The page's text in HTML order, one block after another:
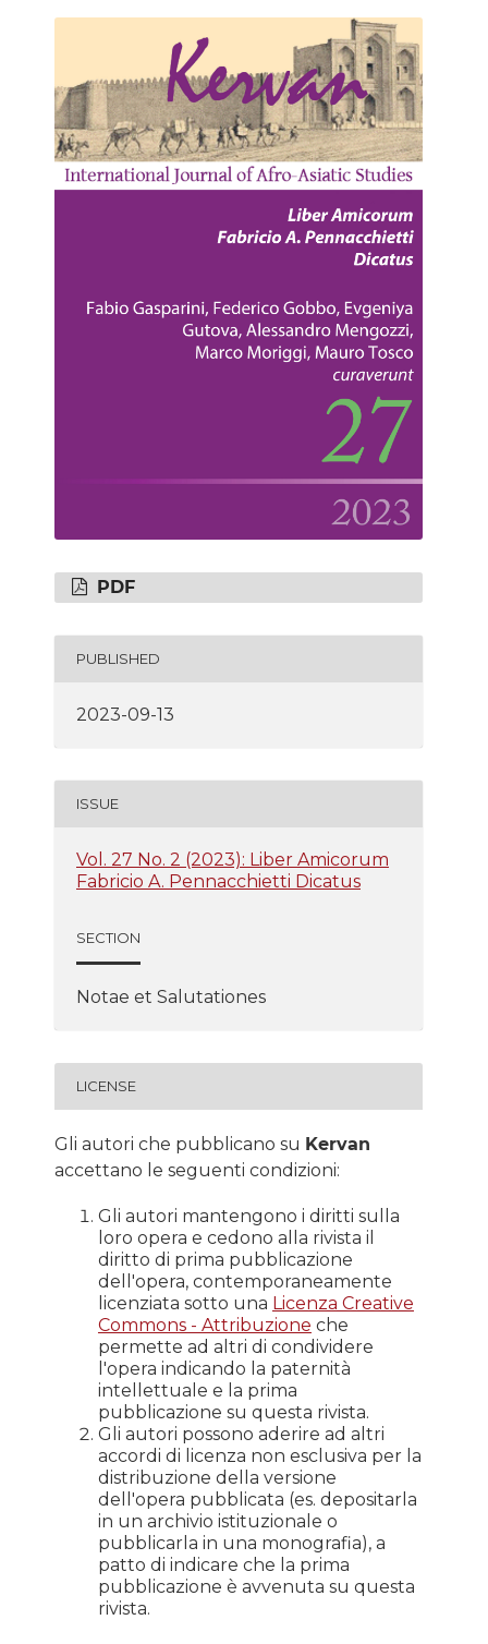
PDF
PUBLISHED
2023-09-13
ISSUE
Vol. 27 No. 2 (2023): Liber Amicorum
Fabricio A. Pennacchietti Dicatus
SECTION
Notae et Salutationes
LICENSE
Gli autori che pubblicano su Kervan
accettano le seguenti condizioni:
Gli autori mantengono i diritti sulla
loro opera e cedono alla rivista il
diritto di prima pubblicazione
dell'opera, contemporaneamente
licenziata sotto una Licenza Creative
Commons - Attribuzione che
permette ad altri di condividere
l'opera indicando la paternità
intellettuale e la prima
pubblicazione su questa rivista.
Gli autori possono aderire ad altri
accordi di licenza non esclusiva per la
distribuzione della versione
dell'opera pubblicata (es. depositarla
in un archivio istituzionale o
pubblicarla in una monografia), a
patto di indicare che la prima
pubblicazione è avvenuta su questa
rivista.